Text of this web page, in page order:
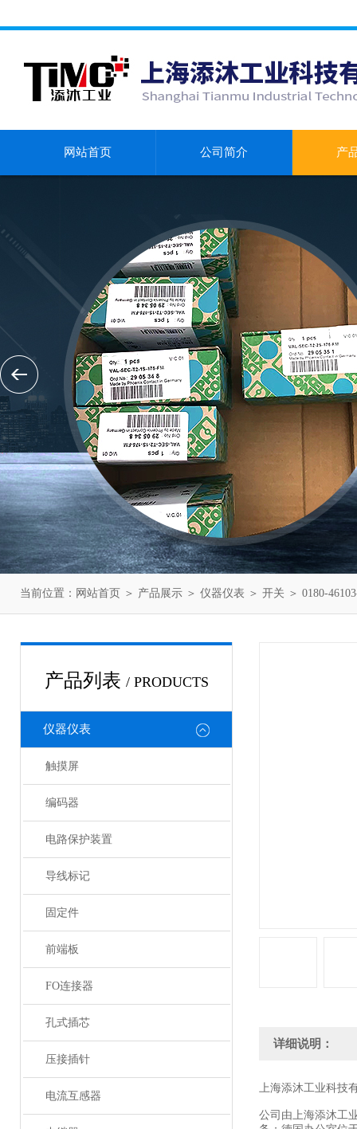
网站首页 公司简介 产
当前位置： 网站首页 ＞ 产品展示 ＞ 仪器仪表 ＞ 开关 ＞ 0180-
产品列表 / PRODUCTS
仪器仪表
触摸屏
编码器
电路保护装置
导线标记
固定件
前端板
FO连接器
孔式插芯
压接插针
电流互感器
详细说明：
上海添沐工业科技
公司由上海添沐工